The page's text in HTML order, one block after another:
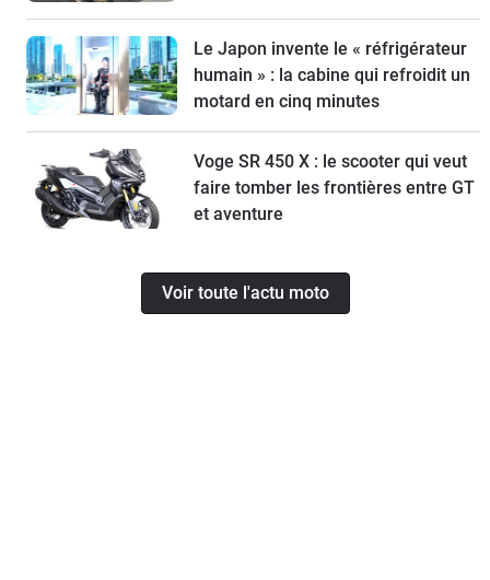
Le Japon invente le « réfrigérateur
humain » : la cabine qui refroidit un
motard en cinq minutes
Voge SR 450 X : le scooter qui veut
faire tomber les frontières entre GT
et aventure
Voir toute l'actu moto